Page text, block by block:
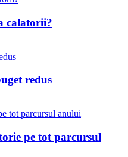
calatorii?
redus
pe tot parcursul